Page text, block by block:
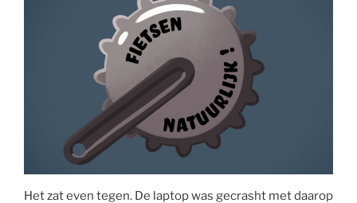
Het zat even tegen. De laptop was gecrasht met daarop